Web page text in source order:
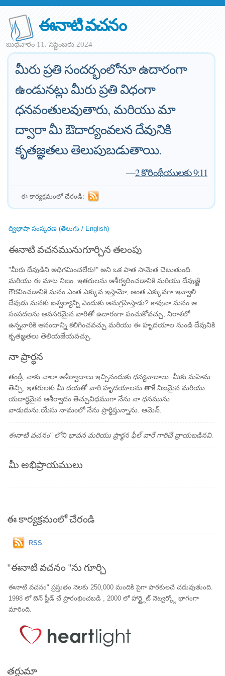
ఈనాటి వచనం
బుధవారం 11. సెప్టెంబరు 2024
మీరు ప్రతి సందర్భంలోనూ ఉదారంగా
ఉండునట్లు మీరు ప్రతి విధంగా
ధనవంతులవుతారు, మరియు మా
ద్వారా మీ ఔదార్యంవలన దేవునికి
కృతజ్ఞతలు తెలుపుబడుతాయి.
—2 కొరింథీయులకు 9:11
ఈ కార్యక్రమంలో చేరండి:
ద్విభాషా సంస్కరణ (తెలుగు / English)
ఈనాటి వచనమునుగూర్చిన తలంపు
"మీరు దేవుడిని అధిగమించలేరు!" అని ఒక పాత సామెత చెబుతుంది.
మరియు ఈ మాట నిజం. ఇతరులను ఆశీర్వదించడానికి మరియు దేవుణ్ణి
గౌరవించడానికి మనం ఎంత ఎక్కువ ఇస్తామో, అంత ఎక్కువగా ఇవ్వాలి.
దేవుడు మనకు ఐశ్వర్యాన్ని ఎందుకు అనుగ్రహిస్తాడు? కావునా మనం ఆ
సంపదలను అవసరమైన వారితో ఉదారంగా పంచుకోవచ్చు, నిరాశలో
ఉన్నవారికి ఆనందాన్ని కలిగించవచ్చు మరియు ఈ హృదయాల నుండి దేవునికి
కృతజ్ఞతలు తెలియజేయవచ్చు.
నా ప్రార్థన
తండ్రీ, నాకు చాలా ఆశీర్వాదాలు ఇచ్చినందుకు ధన్యవాదాలు. మీకు మహిమ
తెచ్చి, ఇతరులకు మీ దయతో వారి హృదయాలను తాకే నిజమైన మరియు
యదార్ధమైన ఆశీర్వాదం తెచ్చువిధముగా నేను నా ధనమును
వాడుదును.యేసు నామంలో నేను ప్రార్థిస్తున్నాను. ఆమెన్.
ఈనాటి వచనం" లోని భావన మరియు ప్రార్థన ఫీల్ వారే గారిచే వ్రాయబడినవి.
మీ అభిప్రాయములు
ఈ కార్యక్రమంలో చేరండి
RSS
"ఈనాటి వచనం "ను గూర్చి
ఈనాటి వచనం" ప్రస్తుతం నెలకు 250,000 మందికి పైగా పాఠకులచే చదువుతుంది.
1998 లో బెన్ స్టీడ్ చే ప్రారంభించబడి , 2000 లో హార్ట్లైట్ నెట్వర్క్లో భాగంగా
మారింది.
తర్జుమా